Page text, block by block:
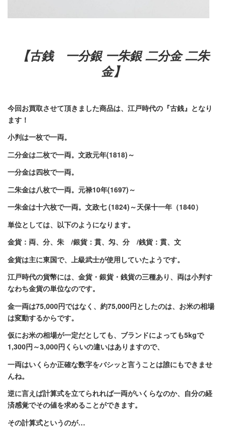
【古銭 一分銀 一朱銀 二分金 二朱
金】
今回お買取させて頂きました商品は、江戸時代の『古銭』となり
ます！
小判は一枚で一両。
二分金は二枚で一両。文政元年(1818)～
一分金は四枚で一両。
二朱金は八枚で一両。元禄10年(1697)～
一朱金は十六枚で一両。文政七 (1824)～天保十一年（1840）
単位としては、以下のようになります。
金貨 ：両、分、朱 /銀貨 ：貫、匁、分 /銭貨 ：貫、文
金貨は主に東国で、上級武士が使用していたようです。
江戸時代の貨幣には、金貨・銀貨・銭貨の三種あり、両は小判す
なわち金貨の単位なのです。
金一両は75,000円ではなく、 約75,000円としたのは、お米の相場
は変動するからです。
仮にお米の相場が一定だとしても、ブランドによっても5kgで
1,300円～3,000円くらいの違いはありますので、
一両はいくらか正確な数字をバシッと言うことは誰にもできませ
んね。
逆に言えば計算式を立てられれば一両がいくらなのか、自分の経
済感覚でその値を求めることができます。
その計算式というのが…